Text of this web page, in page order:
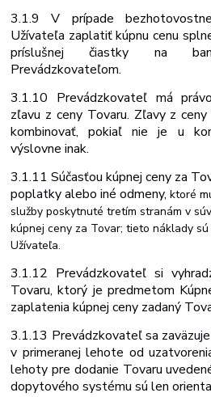
3.1.9 V prípade
Užívateľa zaplatiť kúpnu cenu
príslušnej čiastky na
Prevádzkovateľom.
3.1.10 Prevádzkovateľ má
zľavu z ceny Tovaru. Zľavy z
kombinovať, pokiaľ nie je u
výslovne inak.
3.1.11 Súčasťoukúpnejceny za
poplatkyaleboinéodmeny,ktoré
služby poskytnuté tretím stranám v
kúpnej ceny za Tovar; tieto náklady
Užívateľa.
3.1.12 Prevádzkovateľ si
Tovaru, ktorý je predmetom
zaplatenia kúpnej ceny zadaný
3.1.13 Prevádzkovateľ sa
v primeranej lehote od
lehoty pre dodanie Tovaru
dopytového systému sú len